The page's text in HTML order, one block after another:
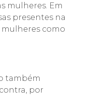
mulheres. Em
presentes na
mulheres como
também
por